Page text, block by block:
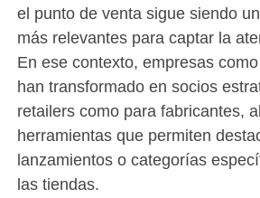
el punto de venta sigue siendo
más relevantes para captar la
En ese contexto, empresas
han transformado en socios
retailers como para fabricantes,
herramientas que permiten
lanzamientos o categorías
las tiendas.